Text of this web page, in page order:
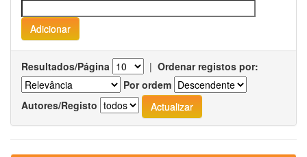
Resultados/Página | Ordenar registos por:
Por ordem
Autores/Registo